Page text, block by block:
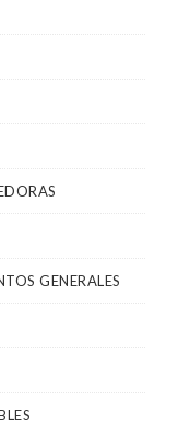
GENERALES